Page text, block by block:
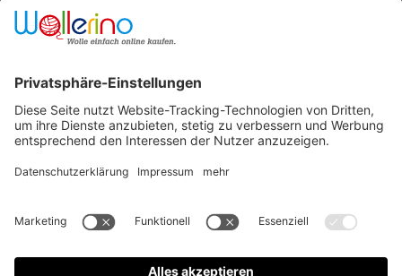
Newsletter
Versanddienstleister
Zahlungsanbieter